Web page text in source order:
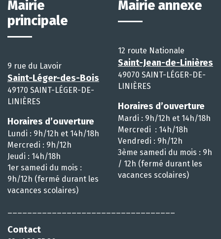
Mairie
principale
9 rue du Lavoir
Saint-Léger-des-Bois
49170 SAINT-LÉGER-DE-
LINIÈRES
Horaires d’ouverture
Lundi : 9h/12h et 14h/18h
Mercredi : 9h/12h
Jeudi : 14h/18h
1er samedi du mois :
9h/12h (fermé durant les
vacances scolaires)
Contact
Mairie annexe
12 route Nationale
Saint-Jean-de-Linières
49070 SAINT-LÉGER-DE-
LINIÈRES
Horaires d’ouverture
Mardi : 9h/12h et 14h/18h
Mercredi : 14h/18h
Vendredi : 9h/12h
3ème samedi du mois : 9h
/ 12h (fermé durant les
vacances scolaires)